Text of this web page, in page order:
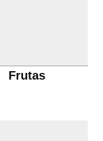
Frutas